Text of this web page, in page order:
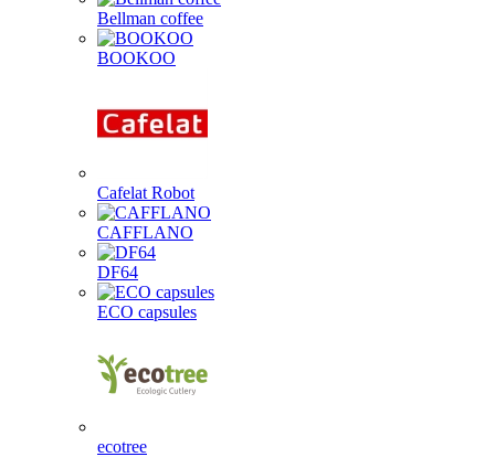
Bellman coffee
BOOKOO
Cafelat Robot
CAFFLANO
DF64
ECO capsules
ecotree